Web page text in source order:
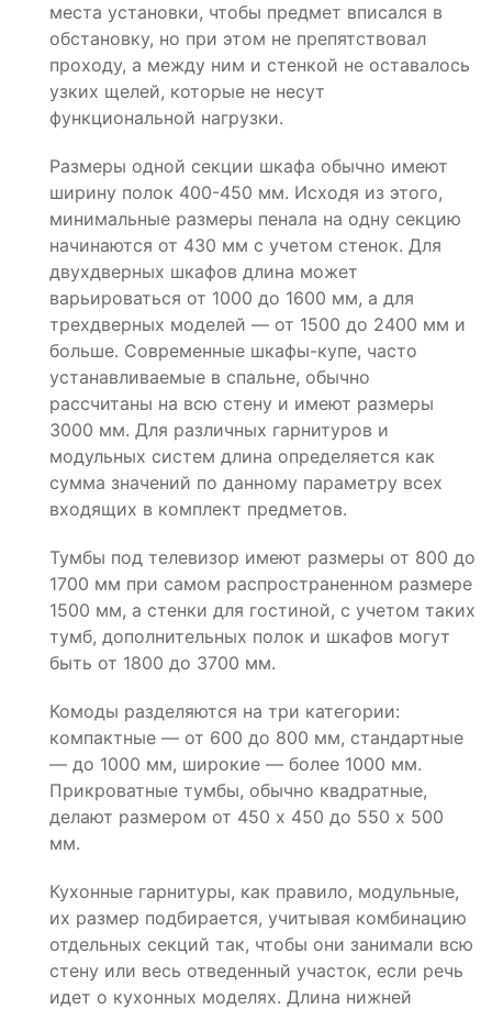
места установки, чтобы предмет вписался в
обстановку, но при этом не препятствовал
проходу, а между ним и стенкой не оставалось
узких щелей, которые не несут
функциональной нагрузки.
Размеры одной секции шкафа обычно имеют
ширину полок 400-450 мм. Исходя из этого,
минимальные размеры пенала на одну секцию
начинаются от 430 мм с учетом стенок. Для
двухдверных шкафов длина может
варьироваться от 1000 до 1600 мм, а для
трехдверных моделей — от 1500 до 2400 мм и
больше. Современные шкафы-купе, часто
устанавливаемые в спальне, обычно
рассчитаны на всю стену и имеют размеры
3000 мм. Для различных гарнитуров и
модульных систем длина определяется как
сумма значений по данному параметру всех
входящих в комплект предметов.
Тумбы под телевизор имеют размеры от 800 до
1700 мм при самом распространенном размере
1500 мм, а стенки для гостиной, с учетом таких
тумб, дополнительных полок и шкафов могут
быть от 1800 до 3700 мм.
Комоды разделяются на три категории:
компактные — от 600 до 800 мм, стандартные
— до 1000 мм, широкие — более 1000 мм.
Прикроватные тумбы, обычно квадратные,
делают размером от 450 х 450 до 550 х 500
мм.
Кухонные гарнитуры, как правило, модульные,
их размер подбирается, учитывая комбинацию
отдельных секций так, чтобы они занимали всю
стену или весь отведенный участок, если речь
идет о кухонных моделях. Длина нижней